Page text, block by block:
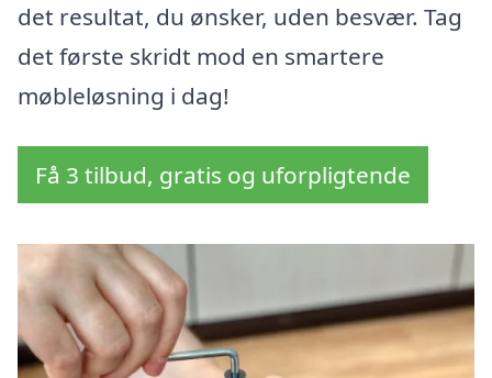
det resultat, du ønsker, uden besvær. Tag
det første skridt mod en smartere
møbleløsning i dag!
Få 3 tilbud, gratis og uforpligtende